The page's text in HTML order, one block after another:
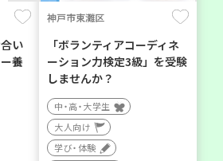
い
養
神戸市東灘区
「ボランティアコーディネ
ーション力検定3級」を受験
しませんか？
中・高・大学生
大人向け
学び・体験